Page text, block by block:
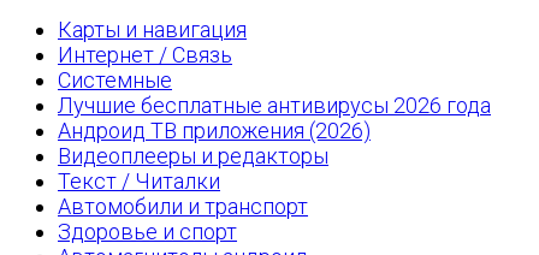
Карты и навигация
Интернет / Связь
Системные
Лучшие бесплатные антивирусы 2026 года
Андроид ТВ приложения (2026)
Видеоплееры и редакторы
Текст / Читалки
Автомобили и транспорт
Здоровье и спорт